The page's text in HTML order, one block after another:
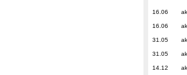
16.06
16.06
31.05
31.05
14.12